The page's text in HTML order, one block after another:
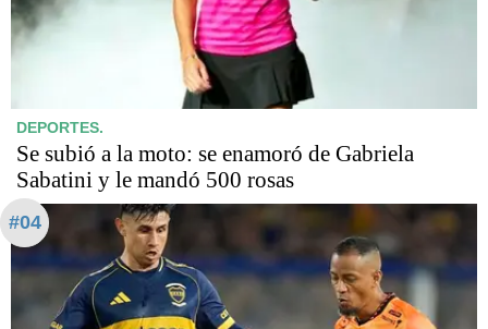
DEPORTES.
Se subió a la moto: se enamoró de Gabriela
Sabatini y le mandó 500 rosas
#04